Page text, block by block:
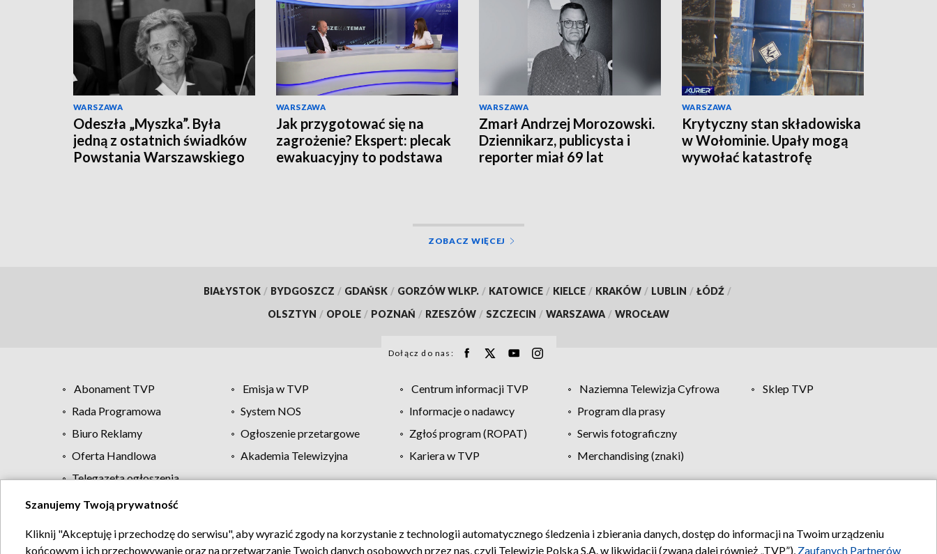
WARSZAWA
Odeszła „Myszka”. Była
jedną z ostatnich świadków
Powstania Warszawskiego
WARSZAWA
Jak przygotować się na
zagrożenie? Ekspert: plecak
ewakuacyjny to podstawa
WARSZAWA
Zmarł Andrzej Morozowski.
Dziennikarz, publicysta i
reporter miał 69 lat
WARSZAWA
Krytyczny stan składowiska
w Wołominie. Upały mogą
wywołać katastrofę
ZOBACZ WIĘCEJ
BIAŁYSTOK / BYDGOSZCZ / GDAŃSK / GORZÓW WLKP. / KATOWICE / KIELCE / KRAKÓW / LUBLIN / ŁÓDŹ /
OLSZTYN / OPOLE / POZNAŃ / RZESZÓW / SZCZECIN / WARSZAWA / WROCŁAW
Dołącz do nas:
Abonament TVP Emisja w TVP Centrum informacji TVP Naziemna Telewizja Cyfrowa
Sklep TVP
Rada Programowa
System NOS Informacje o nadawcy
Program dla prasy
Biuro Reklamy
Ogłoszenie przetargowe Zgłoś program (ROPAT)
Serwis fotograficzny
Oferta Handlowa
Akademia Telewizyjna Kariera w TVP
Merchandising (znaki)
Telegazeta ogłoszenia
Regulamin TVP Polityka prywatności Moje zgody Pomoc Biuro reklamy Kontakt
Szanujemy Twoją prywatność
Kliknij "Akceptuję i przechodzę do serwisu", aby wyrazić zgody na korzystanie z technologii automatycznego śledzenia i zbierania danych, dostęp do informacji na Twoim urządzeniu
końcowym i ich przechowywanie oraz na przetwarzanie Twoich danych osobowych przez nas, czyli Telewizję Polską S.A. w likwidacji (zwaną dalej również „TVP”), Zaufanych Partnerów